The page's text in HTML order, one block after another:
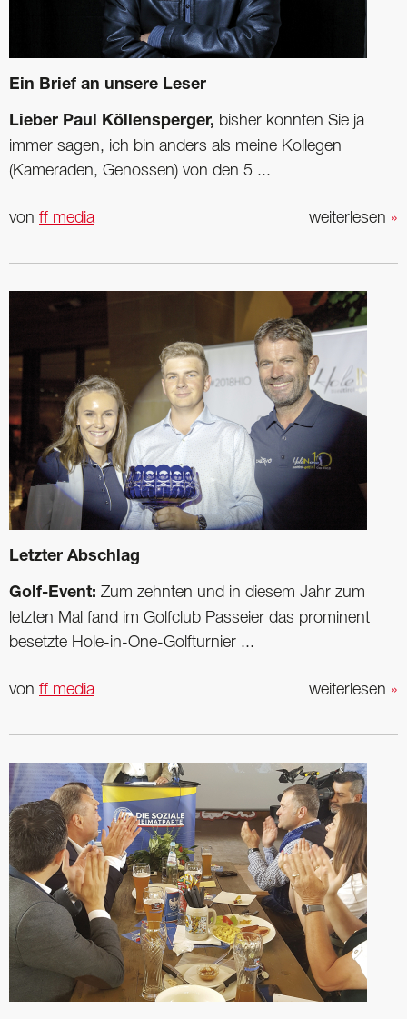
Ein Brief an unsere Leser
Lieber Paul Köllensperger, bisher konnten Sie ja
immer sagen, ich bin anders als meine Kollegen
(Kameraden, Genossen) von den 5 ...
weiterlesen »
von ff media
Letzter Abschlag
Golf-Event: Zum zehnten und in diesem Jahr zum
letzten Mal fand im Golfclub ­Passeier das prominent
besetzte Hole-in-One-Golfturnier ...
weiterlesen »
von ff media